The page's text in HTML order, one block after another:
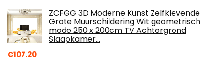
ZCFGG 3D Moderne Kunst Zelfklevende
Grote Muurschildering Wit geometrisch
mode 250 x 200cm TV Achtergrond
Slaapkamer…
€107.20